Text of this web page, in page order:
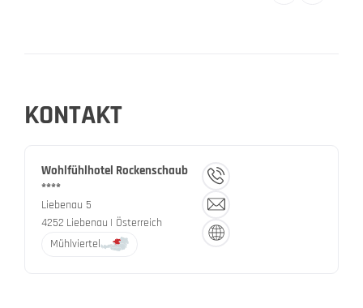
KONTAKT
Wohlfühlhotel Rockenschaub
****
Liebenau 5
4252 Liebenau | Österreich
Mühlviertel